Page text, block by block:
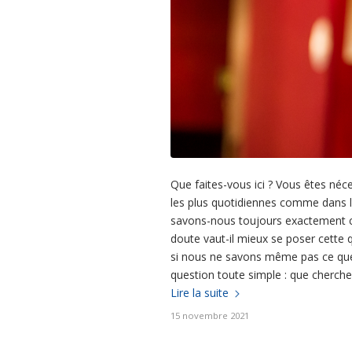
Que faites-vous ici ? Vous êtes
les plus quotidiennes comme
savons-nous toujours exactement
doute vaut-il mieux se poser cette
si nous ne savons même pas ce
question toute simple : que
Lire la suite
15 novembre 2021